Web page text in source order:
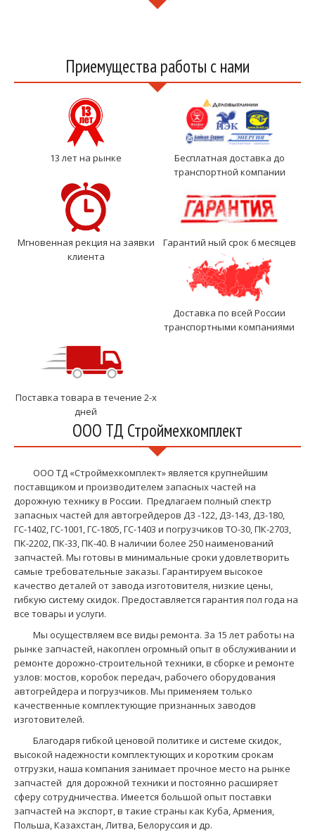
Приемущества работы с нами
13 лет на рынке
Бесплатная доставка до
транспортной компании
Мгновенная рекция на заявки
клиента
Гарантий ный срок 6 месяцев
Доставка по всей России
транспортными компаниями
Поставка товара в течение 2-х
дней
ООО ТД Строймехкомплект
ООО ТД «Строймехкомплект» является крупнейшим
поставщиком и производителем запасных частей на
дорожную технику в России. Предлагаем полный спектр
запасных частей для автогрейдеров ДЗ -122, ДЗ-143, ДЗ-180,
ГС-1402, ГС-1001, ГС-1805, ГС-1403 и погрузчиков ТО-30, ПК-2703,
ПК-2202, ПК-33, ПК-40. В наличии более 250 наименований
запчастей. Мы готовы в минимальные сроки удовлетворить
самые требовательные заказы. Гарантируем высокое
качество деталей от завода изготовителя, низкие цены,
гибкую систему скидок. Предоставляется гарантия пол года на
все товары и услуги.
Мы осуществляем все виды ремонта. За 15 лет работы на
рынке запчастей, накоплен огромный опыт в обслуживании и
ремонте дорожно-строительной техники, в сборке и ремонте
узлов: мостов, коробок передач, рабочего оборудования
автогрейдера и погрузчиков. Мы применяем только
качественные комплектующие признанных заводов
изготовителей.
Благодаря гибкой ценовой политике и системе скидок,
высокой надежности комплектующих и коротким срокам
отгрузки, наша компания занимает прочное место на рынке
запчастей для дорожной техники и постоянно расширяет
сферу сотрудничества. Имеется большой опыт поставки
запчастей на экспорт, в такие страны как Куба, Армения,
Польша, Казахстан, Литва, Белоруссия и др.